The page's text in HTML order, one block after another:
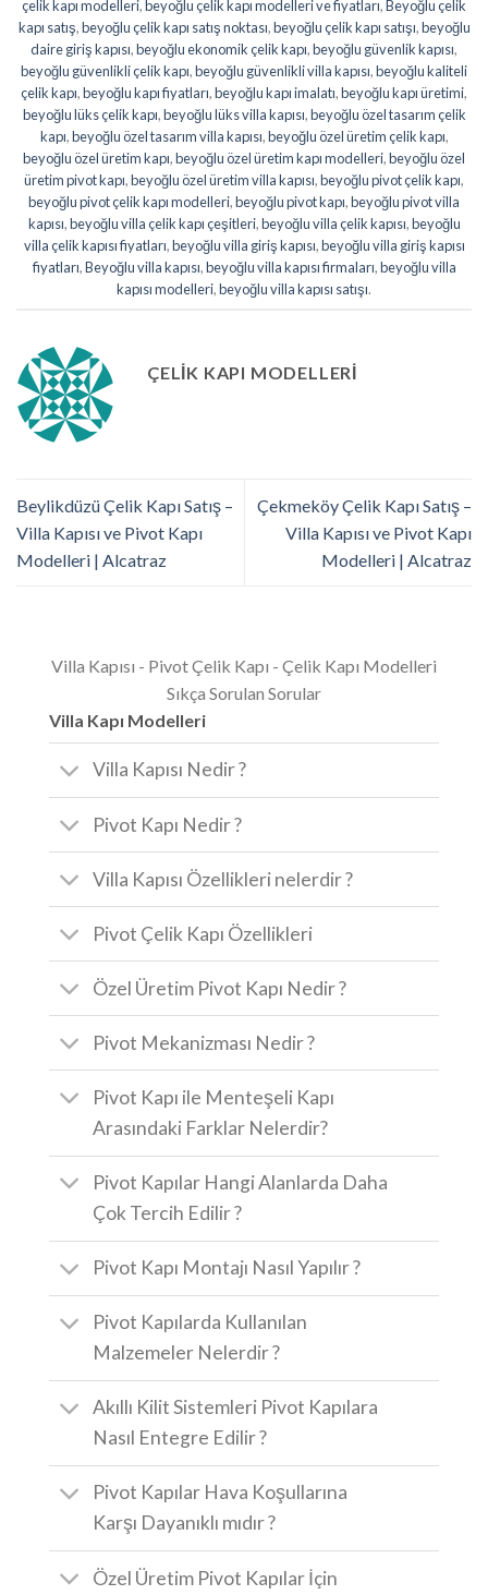
çelik kapı modelleri, beyoğlu çelik kapı modelleri ve fiyatları, Beyoğlu çelik
kapı satış,beyoğlu çelik kapı satış noktası,beyoğlu çelik kapı satışı,beyoğlu
daire giriş kapısı,beyoğlu ekonomik çelik kapı,beyoğlu güvenlik kapısı,
beyoğlu güvenlikli çelik kapı,beyoğlu güvenlikli villa kapısı,beyoğlu kaliteli
çelik kapı,beyoğlu kapı fiyatları,beyoğlu kapı imalatı,beyoğlu kapı üretimi,
beyoğlu lüks çelik kapı,beyoğlu lüks villa kapısı,beyoğlu özel tasarım çelik
kapı,beyoğlu özel tasarım villa kapısı,beyoğlu özel üretim çelik kapı,
beyoğlu özel üretim kapı,beyoğlu özel üretim kapı modelleri,beyoğlu özel
üretim pivot kapı,beyoğlu özel üretim villa kapısı,beyoğlu pivot çelik kapı,
beyoğlu pivot çelik kapı modelleri,beyoğlu pivot kapı,beyoğlu pivot villa
kapısı,beyoğlu villa çelik kapı çeşitleri,beyoğlu villa çelik kapısı,beyoğlu
villa çelik kapısı fiyatları,beyoğlu villa giriş kapısı,beyoğlu villa giriş kapısı
fiyatları,Beyoğlu villa kapısı,beyoğlu villa kapısı firmaları,beyoğlu villa
kapısı modelleri,beyoğlu villa kapısı satışı.
ÇELIK KAPI MODELLERI
Beylikdüzü Çelik Kapı Satış –
Villa Kapısı ve Pivot Kapı
Modelleri | Alcatraz
Çekmeköy Çelik Kapı Satış –
Villa Kapısı ve Pivot Kapı
Modelleri | Alcatraz
Villa Kapısı - Pivot Çelik Kapı - Çelik Kapı Modelleri
Sıkça Sorulan Sorular
Villa Kapı Modelleri
Villa Kapısı Nedir ?
Pivot Kapı Nedir ?
Villa Kapısı Özellikleri nelerdir ?
Pivot Çelik Kapı Özellikleri
Özel Üretim Pivot Kapı Nedir ?
Pivot Mekanizması Nedir ?
Pivot Kapı ile Menteşeli Kapı
Arasındaki Farklar Nelerdir?
Pivot Kapılar Hangi Alanlarda Daha
Çok Tercih Edilir ?
Pivot Kapı Montajı Nasıl Yapılır ?
Pivot Kapılarda Kullanılan
Malzemeler Nelerdir ?
Akıllı Kilit Sistemleri Pivot Kapılara
Nasıl Entegre Edilir ?
Pivot Kapılar Hava Koşullarına
Karşı Dayanıklı mıdır ?
Özel Üretim Pivot Kapılar İçin